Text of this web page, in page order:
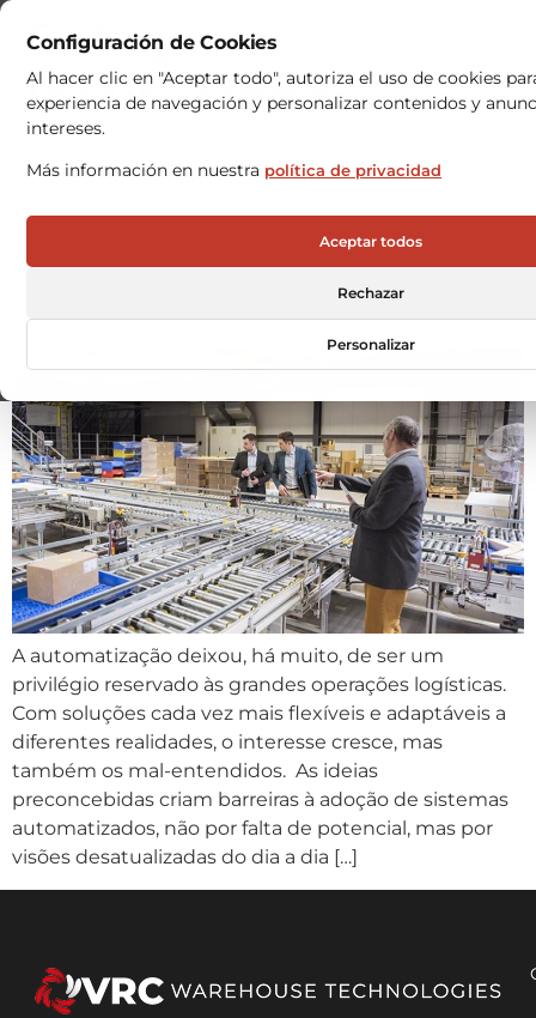
Configuración de Cookies
Al hacer clic en "Aceptar todo", autoriza el uso de cookies
experiencia de navegación y personalizar contenidos y
intereses.
Más información en nuestra política de privacidad
Aceptar todos
Rechazar
Personalizar
Categoría:
Institucional
5 Mitos da automatização
de armazéns que
continuam a travar
decisões estratégicas
A automatização deixou, há muito, de ser um
privilégio reservado às grandes operações logísticas.
Com soluções cada vez mais flexíveis e adaptáveis a
diferentes realidades, o interesse cresce, mas
também os mal-entendidos. As ideias
preconcebidas criam barreiras à adoção de sistemas
automatizados, não por falta de potencial, mas por
visões desatualizadas do dia a dia […]